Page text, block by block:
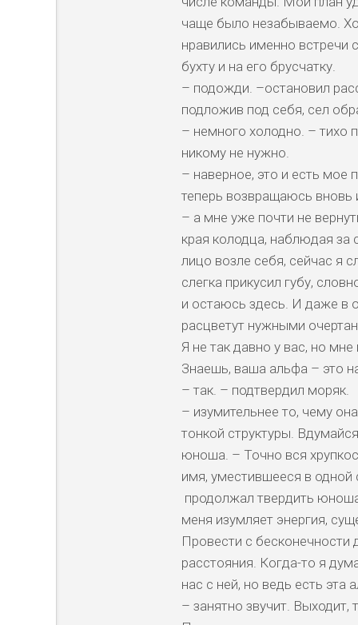
чаще было незабываемо.
нравились именно
бухту и на его брусчатку.
– подожди. –остановил
подложив под себя, сел
– немного холодно. – тихо
никому не нужно.
– наверное, это и есть мое
теперь возвращаюсь вновь
– а мне уже почти не
края колодца, наблюдая
лицо возле себя, сейчас я
слегка прикусил губу,
и остаюсь здесь. И даже в
расцветут нужными
Я не так давно у вас, но
Знаешь, ваша альфа – это
– так. – подтвердил моряк.
– изумительнее то, чему
тонкой структуры.
юноша. – Точно вся
имя, уместившееся в одной
продолжал твердить
меня изумляет энергия,
Провести с бесконечности
расстояния. Когда-то я
нас с ней, но ведь есть эта
– занятно звучит.